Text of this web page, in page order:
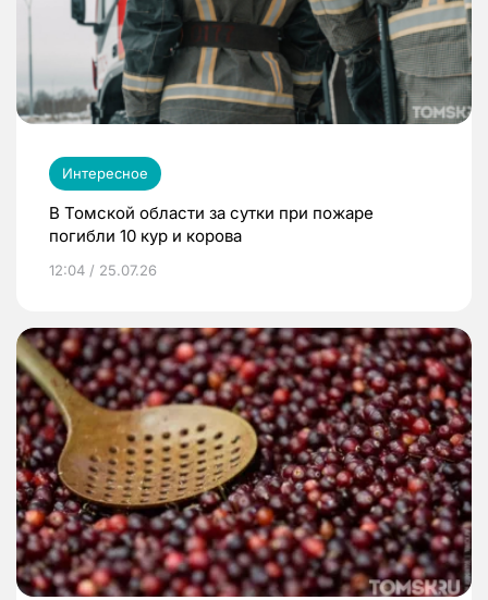
Интересное
В Томской области за сутки при пожаре
погибли 10 кур и корова
12:04 / 25.07.26